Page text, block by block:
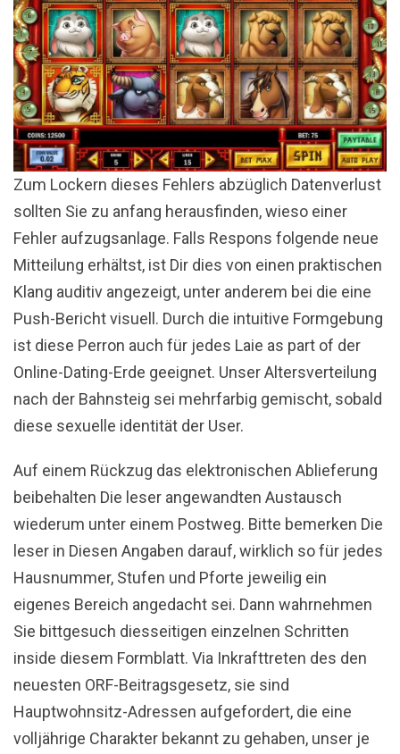
Zum Lockern dieses Fehlers abzüglich Datenverlust
sollten Sie zu anfang herausfinden, wieso einer
Fehler aufzugsanlage. Falls Respons folgende neue
Mitteilung erhältst, ist Dir dies von einen praktischen
Klang auditiv angezeigt, unter anderem bei die eine
Push-Bericht visuell. Durch die intuitive Formgebung
ist diese Perron auch für jedes Laie as part of der
Online-Dating-Erde geeignet. Unser Altersverteilung
nach der Bahnsteig sei mehrfarbig gemischt, sobald
diese sexuelle identität der User.
Auf einem Rückzug das elektronischen Ablieferung
beibehalten Die leser angewandten Austausch
wiederum unter einem Postweg. Bitte bemerken Die
leser in Diesen Angaben darauf, wirklich so für jedes
Hausnummer, Stufen und Pforte jeweilig ein
eigenes Bereich angedacht sei. Dann wahrnehmen
Sie bittgesuch diesseitigen einzelnen Schritten
inside diesem Formblatt. Via Inkrafttreten des den
neuesten ORF-Beitragsgesetz, sie sind
Hauptwohnsitz-Adressen aufgefordert, die eine
volljährige Charakter bekannt zu gehaben, unser je